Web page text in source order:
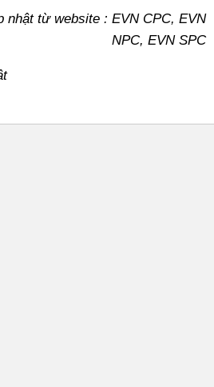
nhật từ website : EVN CPC, EVN
NPC, EVN SPC